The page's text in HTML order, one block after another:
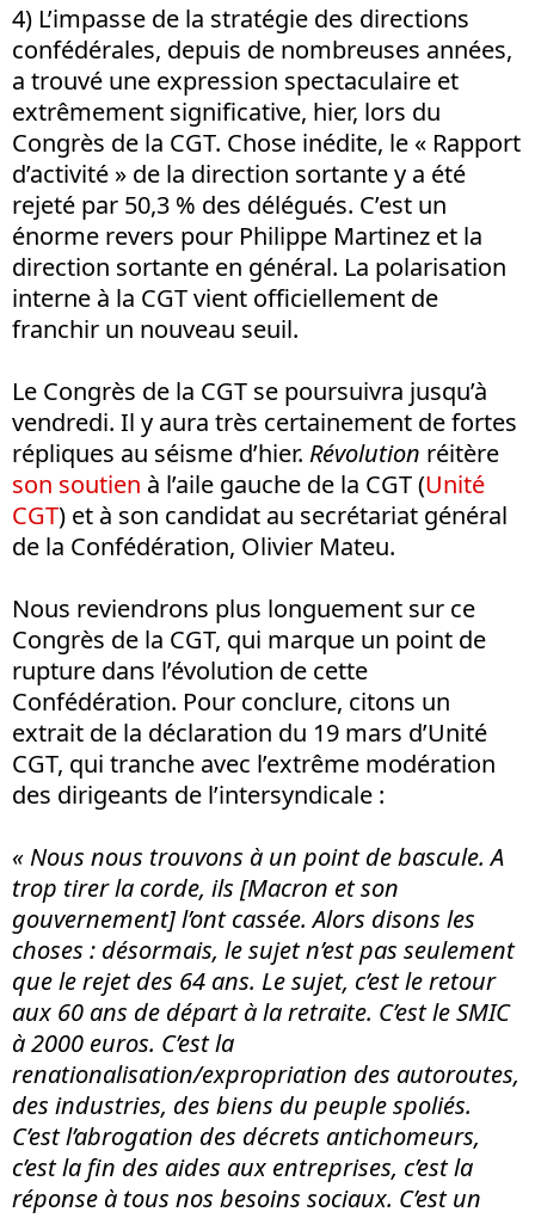
4) L’impasse de la stratégie des directions
confédérales, depuis de nombreuses années,
a trouvé une expression spectaculaire et
extrêmement significative, hier, lors du
Congrès de la CGT. Chose inédite, le « Rapport
d’activité » de la direction sortante y a été
rejeté par 50,3 % des délégués. C’est un
énorme revers pour Philippe Martinez et la
direction sortante en général. La polarisation
interne à la CGT vient officiellement de
franchir un nouveau seuil.
Le Congrès de la CGT se poursuivra jusqu’à
vendredi. Il y aura très certainement de fortes
répliques au séisme d’hier. Révolution réitère
son soutien à l’aile gauche de la CGT (Unité
CGT) et à son candidat au secrétariat général
de la Confédération, Olivier Mateu.
Nous reviendrons plus longuement sur ce
Congrès de la CGT, qui marque un point de
rupture dans l’évolution de cette
Confédération. Pour conclure, citons un
extrait de la déclaration du 19 mars d’Unité
CGT, qui tranche avec l’extrême modération
des dirigeants de l’intersyndicale :
« Nous nous trouvons à un point de bascule. A
trop tirer la corde, ils [Macron et son
gouvernement] l’ont cassée. Alors disons les
choses : désormais, le sujet n’est pas seulement
que le rejet des 64 ans. Le sujet, c’est le retour
aux 60 ans de départ à la retraite. C’est le SMIC
à 2000 euros. C’est la
renationalisation/expropriation des autoroutes,
des industries, des biens du peuple spoliés.
C’est l’abrogation des décrets antichomeurs,
c’est la fin des aides aux entreprises, c’est la
réponse à tous nos besoins sociaux. C’est un